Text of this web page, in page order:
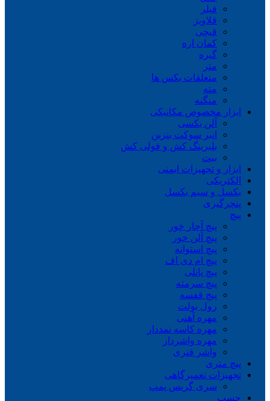
فیلر
قلاویز
قیچی
کمان اره
گیره
متر
متعلقات بکس ها
مته
منگنه
ابزار مخصوص مکانیکی
آلن بکسی
انبر سوکت بنزین
بلبرینگ کش و فولی کش
بیت
ابزار و تجهیزات ایمنی
الکتریکی
بکسل و سیم بکسل
پنچرگیری
پیچ
پیچ آچار خور
پیچ آلن خور
پیچ استوانه
پیچ ام دی اف
پیچ پانلی
پیچ سرمته
پیچ قفسه
رول بولت
مهره آهنی
مهره کاسه نمددار
مهره واشردار
واشر فنری
پیچ متری
تجهیزات تعمیرگاهی
سری گریس پمپ
چسب